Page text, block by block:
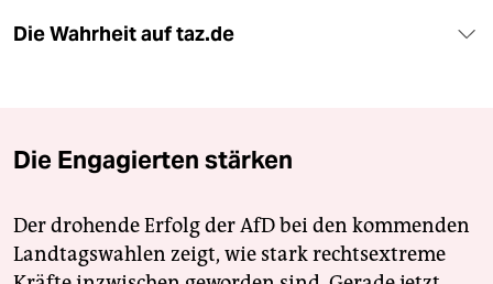
Die Wahrheit auf taz.de
Die Engagierten stärken
Der drohende Erfolg der AfD bei den kommenden
Landtagswahlen zeigt, wie stark rechtsextreme